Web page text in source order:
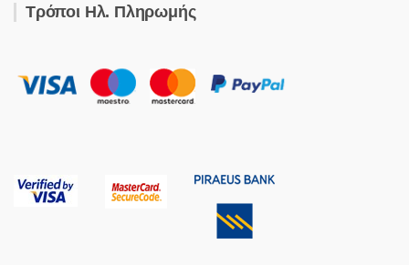
Τρόποι Ηλ. Πληρωμής